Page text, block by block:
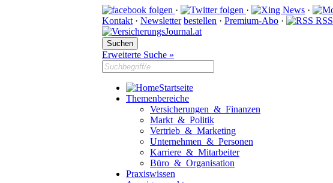
· ·
·
Kontakt · Newsletter bestellen · Premium-Abo · RSS
Erweiterte Suche »
Startseite
Themenbereiche
Versicherungen & Finanzen
Markt & Politik
Vertrieb & Marketing
Unternehmen & Personen
Karriere & Mitarbeiter
Büro & Organisation
Praxiswissen